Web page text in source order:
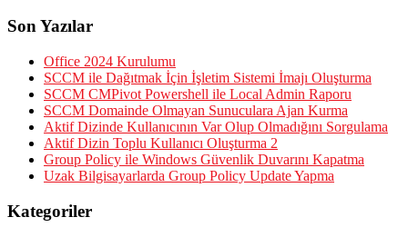
Son Yazılar
Office 2024 Kurulumu
SCCM ile Dağıtmak İçin İşletim Sistemi İmajı Oluşturma
SCCM CMPivot Powershell ile Local Admin Raporu
SCCM Domainde Olmayan Sunuculara Ajan Kurma
Aktif Dizinde Kullanıcının Var Olup Olmadığını Sorgulama
Aktif Dizin Toplu Kullanıcı Oluşturma 2
Group Policy ile Windows Güvenlik Duvarını Kapatma
Uzak Bilgisayarlarda Group Policy Update Yapma
Kategoriler